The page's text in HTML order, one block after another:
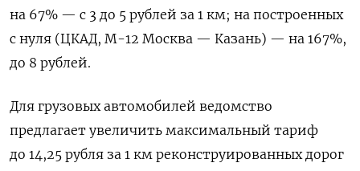
на 67% — с 3 до 5 рублей за 1 км; на построенных
с нуля (ЦКАД, М-12 Москва — Казань) — на 167%,
до 8 рублей.
Для грузовых автомобилей ведомство
предлагает увеличить максимальный тариф
до 14,25 рубля за 1 км реконструированных дорог